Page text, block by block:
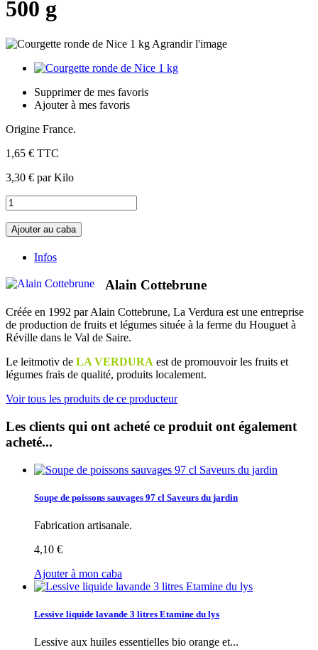
500 g
Agrandir l'image
Supprimer de mes favoris
Ajouter à mes favoris
Origine France.
1,65 € TTC
3,30 € par Kilo
Ajouter au caba
Infos
Alain Cottebrune
Créée en 1992 par Alain Cottebrune, La Verdura est une entreprise
de production de fruits et légumes située à la ferme du Houguet à
Réville dans le Val de Saire.
Le leitmotiv de LA VERDURA est de promouvoir les fruits et
légumes frais de qualité, produits localement.
Voir tous les produits de ce producteur
Les clients qui ont acheté ce produit ont également
acheté...
Soupe de poissons sauvages 97 cl Saveurs du jardin
Fabrication artisanale.
4,10 €
Ajouter à mon caba
Lessive liquide lavande 3 litres Etamine du lys
Lessive aux huiles essentielles bio orange et...